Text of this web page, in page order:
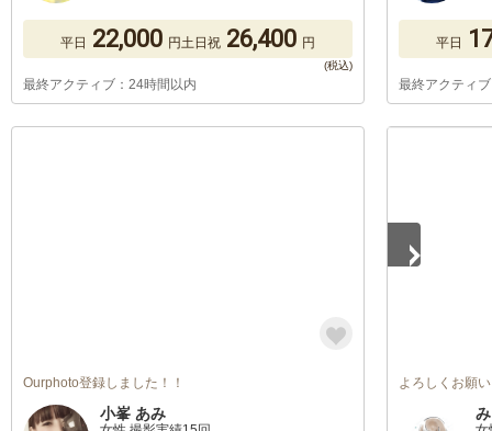
平日 22,000 円土日祝 26,400 円
最終アクティブ：24時間以内
平日
最終アクティ
Ourphoto登録しました！！
小峯 あみ
よろしくお願